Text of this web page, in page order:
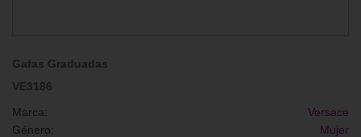
Gafas Graduadas
VE3186
Marca:
Versace
Género:
Mujer